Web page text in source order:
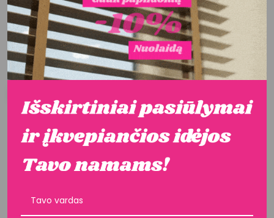
Betty White
18,00 €
Užsisakyk pavyzdį
Destiny Dark Grey
Nuo21,00 €
Užsisakyk pavyzdį